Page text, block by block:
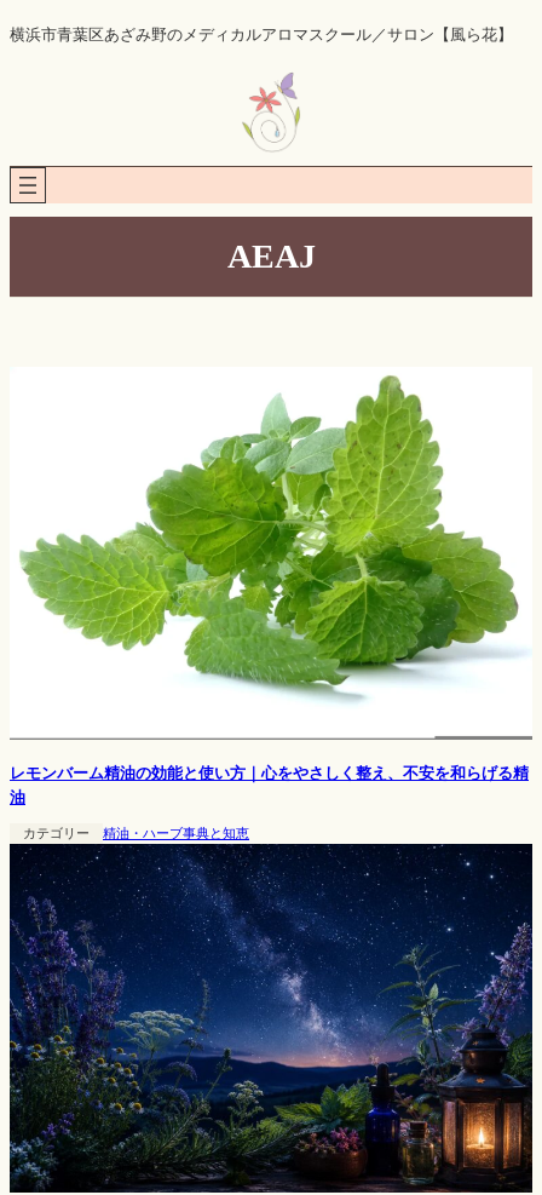
容
プ
横浜市青葉区あざみ野のメディカルアロマスクール／サロン【風ら花】
AEAJ
レモンバーム精油の効能と使い方｜心をやさしく整え、不安を和らげる精
油
カテゴリー 精油・ハーブ事典と知恵